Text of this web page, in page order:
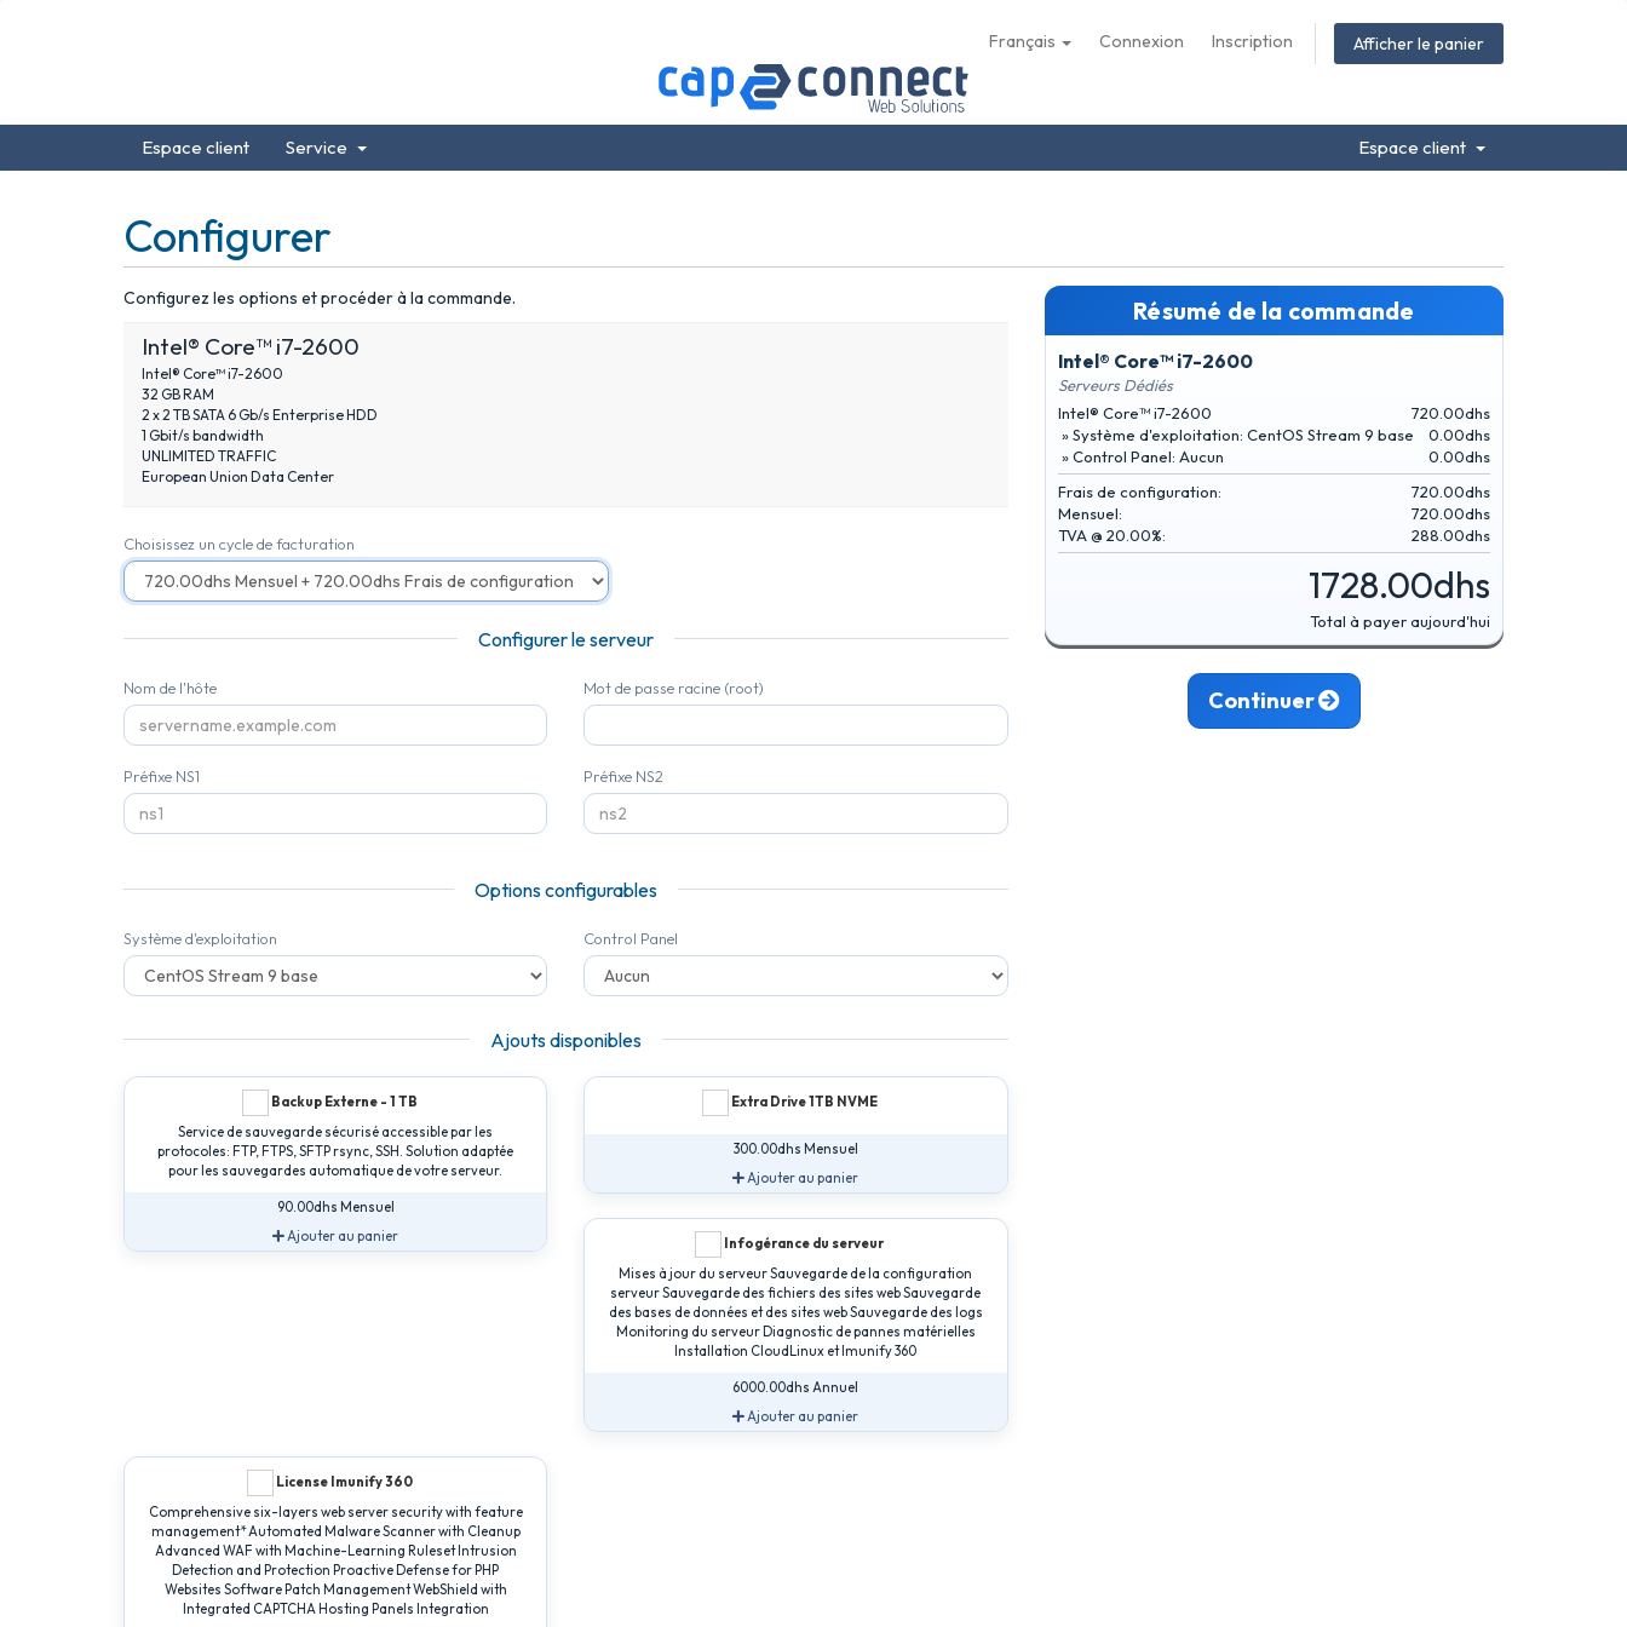
Français Connexion Inscription Afficher le panier
Espace client Service Espace client
Configurer
Configurez les options et procéder à la commande.
Intel® Core™ i7-2600
Intel® Core™ i7-2600
32 GB RAM
2 x 2 TB SATA 6 Gb/s Enterprise HDD
1 Gbit/s bandwidth
UNLIMITED TRAFFIC
European Union Data Center
Choisissez un cycle de facturation
Configurer le serveur
Nom de l'hôte Mot de passe racine (root)
Préfixe NS1 Préfixe NS2
Options configurables
Système d'exploitation Control Panel
Ajouts disponibles
Backup Externe - 1 TB
Service de sauvegarde sécurisé accessible par les
protocoles: FTP, FTPS, SFTP rsync, SSH. Solution adaptée
pour les sauvegardes automatique de votre serveur.
90.00dhs Mensuel
Ajouter au panier
Extra Drive 1TB NVME
300.00dhs Mensuel
Ajouter au panier
Infogérance du serveur
Mises à jour du serveur Sauvegarde de la configuration
serveur Sauvegarde des fichiers des sites web Sauvegarde
des bases de données et des sites web Sauvegarde des logs
Monitoring du serveur Diagnostic de pannes matérielles
Installation CloudLinux et Imunify 360
6000.00dhs Annuel
Ajouter au panier
License Imunify 360
Comprehensive six-layers web server security with feature
management* Automated Malware Scanner with Cleanup
Advanced WAF with Machine-Learning Ruleset Intrusion
Detection and Protection Proactive Defense for PHP
Websites Software Patch Management WebShield with
Integrated CAPTCHA Hosting Panels Integration
Résumé de la commande
Intel® Core™ i7-2600
Serveurs Dédiés
Intel® Core™ i7-2600
720.00dhs
» Système d'exploitation: CentOS Stream 9 base
0.00dhs
» Control Panel: Aucun
0.00dhs
Frais de configuration:
720.00dhs
Mensuel:
720.00dhs
TVA @ 20.00%:
288.00dhs
1728.00dhs
Total à payer aujourd'hui
Continuer